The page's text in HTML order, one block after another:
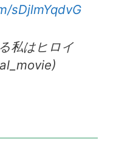
sDjlmYqdvG
私はヒロイ